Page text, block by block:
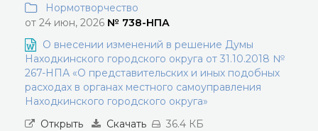
Нормотворчество
от 24 июн, 2026 № 738-НПА
О внесении изменений в решение Думы
Находкинского городского округа от 31.10.2018 №
267-НПА «О представительских и иных подобных
расходах в органах местного самоуправления
Находкинского городского округа»
Открыть
Скачать 36.4 КБ